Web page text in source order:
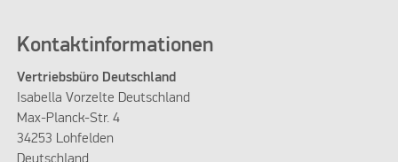
Kontaktinformationen
Vertriebsbüro Deutschland
Isabella Vorzelte Deutschland
Max-Planck-Str. 4
34253 Lohfelden